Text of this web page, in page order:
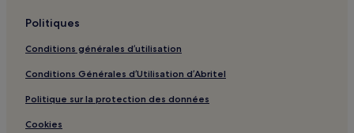
Politiques
Conditions générales d’utilisation
Conditions Générales d’Utilisation d’Abritel
Politique sur la protection des données
Cookies